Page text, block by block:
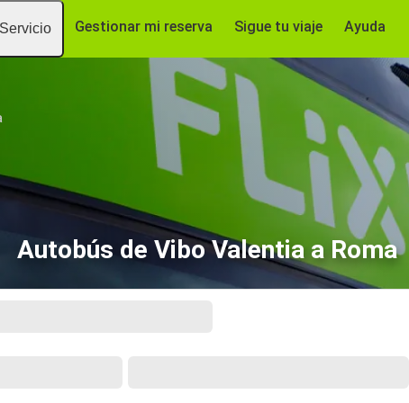
Servicio Gestionar mi reserva Sigue tu viaje Ayuda
Autobús de Vibo Valentia a Roma